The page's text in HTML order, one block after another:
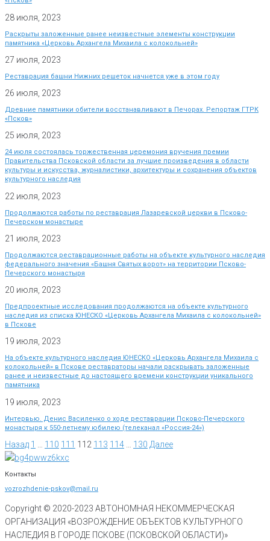
28 июля, 2023
Раскрыты заложенные ранее неизвестные элементы конструкции
памятника «Церковь Архангела Михаила с колокольней»
27 июля, 2023
Реставрация башни Нижних решеток начнется уже в этом году
26 июля, 2023
Древние памятники обители восстанавливают в Печорах. Репортаж ГТРК
«Псков»
25 июля, 2023
24 июля состоялась торжественная церемония вручения премии
Правительства Псковской области за лучшие произведения в области
культуры и искусства, журналистики, архитектуры и сохранения объектов
культурного наследия
22 июля, 2023
Продолжаются работы по реставрация Лазаревской церкви в Псково-
Печерском монастыре
21 июля, 2023
Продолжаются реставрационные работы на объекте культурного наследия
федерального значения «Башня Святых ворот» на территории Псково-
Печерского монастыря
20 июля, 2023
Предпроектные исследования продолжаются на объекте культурного
наследия из списка ЮНЕСКО «Церковь Архангела Михаила с колокольней»
в Пскове
19 июля, 2023
На объекте культурного наследия ЮНЕСКО «Церковь Архангела Михаила с
колокольней» в Пскове реставраторы начали раскрывать заложенные
ранее и неизвестные до настоящего времени конструкции уникального
памятника
19 июля, 2023
Интервью. Денис Василенко о ходе реставрации Псково-Печерского
монастыря к 550-летнему юбилею (телеканал «Россия-24»)
Назад 1 110 111 112 113 114 130 Далее
Контакты
vozrozhdenie-pskov@mail.ru
Copyright © 2020-2023 АВТОНОМНАЯ НЕКОММЕРЧЕСКАЯ
ОРГАНИЗАЦИЯ «ВОЗРОЖДЕНИЕ ОБЪЕКТОВ КУЛЬТУРНОГО
НАСЛЕДИЯ В ГОРОДЕ ПСКОВЕ (ПСКОВСКОЙ ОБЛАСТИ)»